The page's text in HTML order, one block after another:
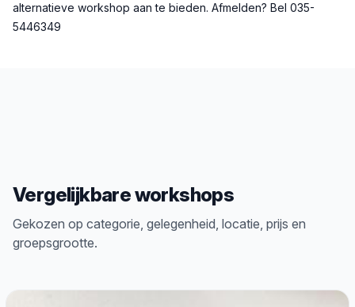
alternatieve workshop aan te bieden. Afmelden? Bel 035-
5446349
Vergelijkbare workshops
Gekozen op categorie, gelegenheid, locatie, prijs en
groepsgrootte.